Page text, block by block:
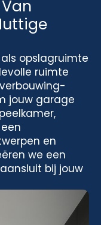
opslagruimte
ruimte
jouw garage
en
we een
bij jouw